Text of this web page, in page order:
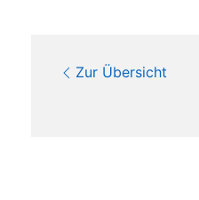
Zur Übersicht